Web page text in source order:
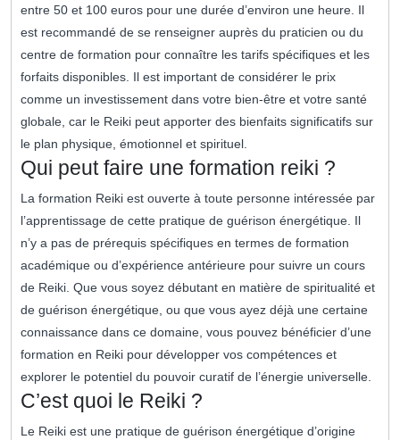
entre 50 et 100 euros pour une durée d’environ une heure. Il
est recommandé de se renseigner auprès du praticien ou du
centre de formation pour connaître les tarifs spécifiques et les
forfaits disponibles. Il est important de considérer le prix
comme un investissement dans votre bien-être et votre santé
globale, car le Reiki peut apporter des bienfaits significatifs sur
le plan physique, émotionnel et spirituel.
Qui peut faire une formation reiki ?
La formation Reiki est ouverte à toute personne intéressée par
l’apprentissage de cette pratique de guérison énergétique. Il
n’y a pas de prérequis spécifiques en termes de formation
académique ou d’expérience antérieure pour suivre un cours
de Reiki. Que vous soyez débutant en matière de spiritualité et
de guérison énergétique, ou que vous ayez déjà une certaine
connaissance dans ce domaine, vous pouvez bénéficier d’une
formation en Reiki pour développer vos compétences et
explorer le potentiel du pouvoir curatif de l’énergie universelle.
C’est quoi le Reiki ?
Le Reiki est une pratique de guérison énergétique d’origine